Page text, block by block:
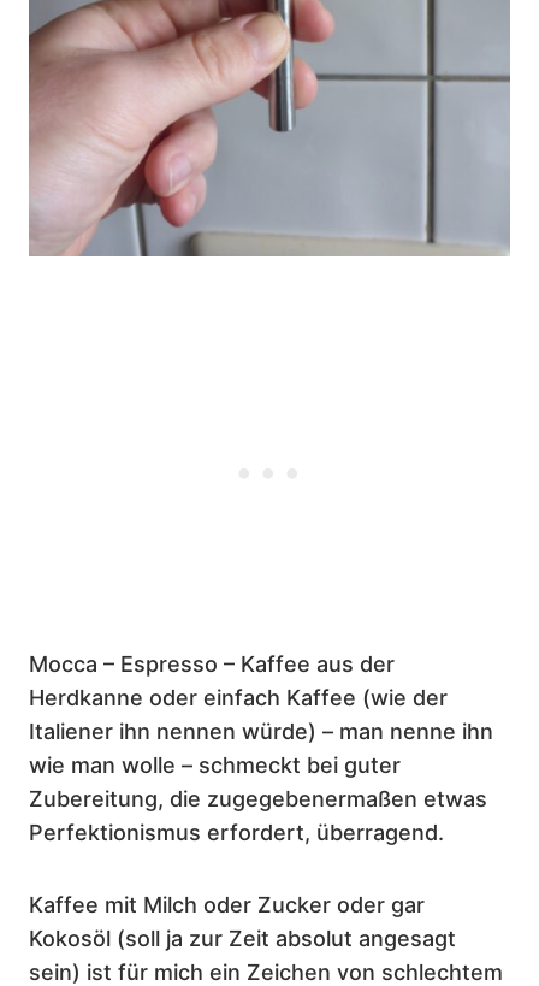
Mocca – Espresso – Kaffee aus der
Herdkanne oder einfach Kaffee (wie der
Italiener ihn nennen würde) – man nenne ihn
wie man wolle – schmeckt bei guter
Zubereitung, die zugegebenermaßen etwas
Perfektionismus erfordert, überragend.
Kaffee mit Milch oder Zucker oder gar
Kokosöl (soll ja zur Zeit absolut angesagt
sein) ist für mich ein Zeichen von schlechtem